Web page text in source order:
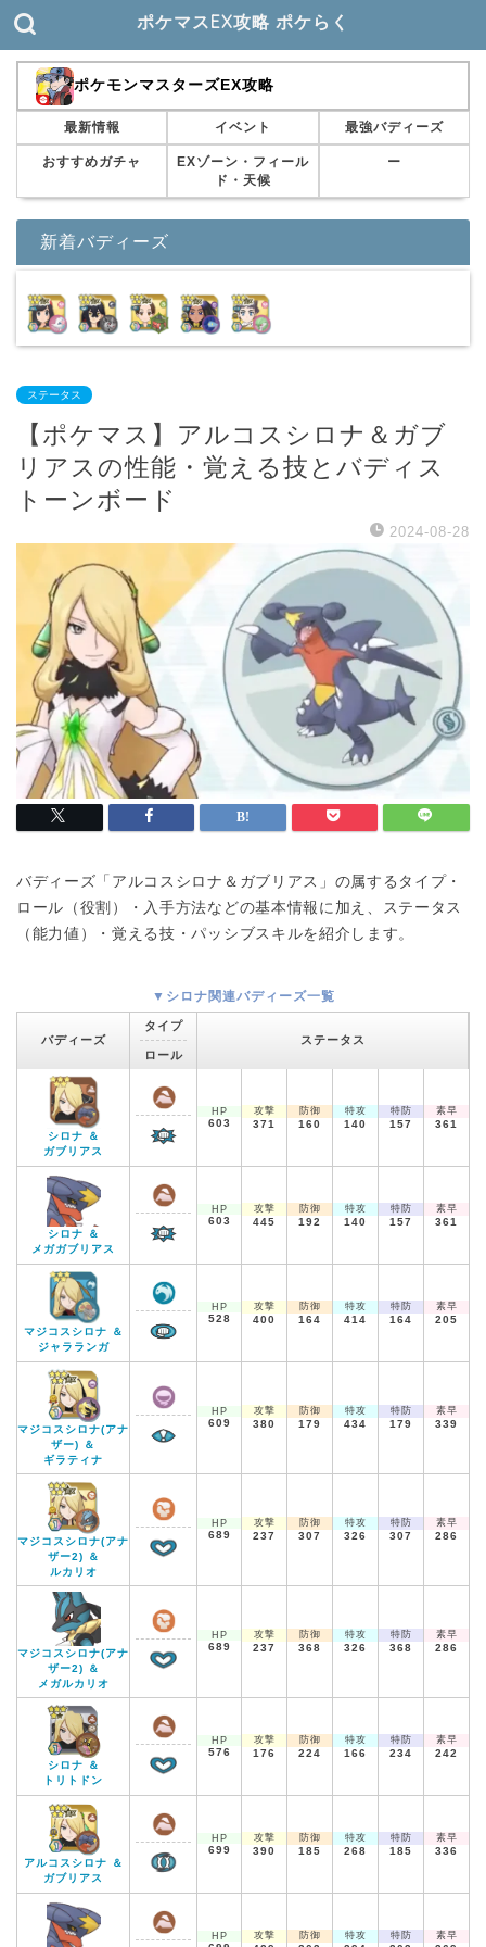
ポケマスEX攻略 ポケらく
ポケモンマスターズEX攻略
最新情報 イベント 最強バディーズ
おすすめガチャ
EXゾーン・フィール
ド・天候
ー
新着バディーズ
ステータス
【ポケマス】アルコスシロナ＆ガブ
リアスの性能・覚える技とバディス
トーンボード
2024-08-28
バディーズ「アルコスシロナ＆ガブリアス」の属するタイプ・
ロール（役割）・入手方法などの基本情報に加え、ステータス
（能力値）・覚える技・パッシブスキルを紹介します。
▼シロナ関連バディーズ一覧
バディーズ
タイプ
ロール
ステータス
シロナ ＆
ガブリアス
HP
603
攻撃
371
防御
160
特攻
140
特防
157
素早
361
シロナ ＆
メガガブリアス
HP
603
攻撃
445
防御
192
特攻
140
特防
157
素早
361
マジコスシロナ ＆
ジャラランガ
HP
528
攻撃
400
防御
164
特攻
414
特防
164
素早
205
マジコスシロナ(アナ
ザー) ＆
ギラティナ
HP
609
攻撃
380
防御
179
特攻
434
特防
179
素早
339
マジコスシロナ(アナ
ザー2) ＆
ルカリオ
HP
689
攻撃
237
防御
307
特攻
326
特防
307
素早
286
マジコスシロナ(アナ
ザー2) ＆
メガルカリオ
HP
689
攻撃
237
防御
368
特攻
326
特防
368
素早
286
シロナ ＆
トリトドン
HP
576
攻撃
176
防御
224
特攻
166
特防
234
素早
242
アルコスシロナ ＆
ガブリアス
HP
699
攻撃
390
防御
185
特攻
268
特防
185
素早
336
HP 攻撃 防御 特攻 特防 素早